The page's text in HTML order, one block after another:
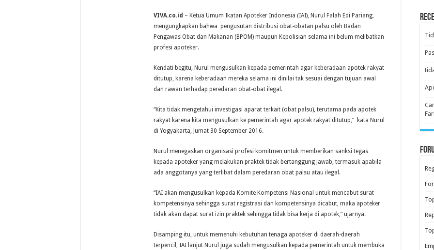
VIVA.co.id – Ketua Umum Ikatan Apoteker Indonesia (IAI), Nurul Falah Edi Pariang,
mengungkapkan bahwa pengusutan distribusi obat-obatan palsu oleh Badan
Pengawas Obat dan Makanan (BPOM) maupun Kepolisian selama ini belum melibatkan
profesi apoteker.
Kendati begitu, Nurul mengusulkan kepada pemerintah agar keberadaan apotek rakyat
ditutup, karena keberadaan mereka selama ini dinilai tak sesuai dengan tujuan awal
dan rawan terhadap peredaran obat-obat ilegal.
“Kita tidak mengetahui investigasi aparat terkait (obat palsu), terutama pada apotek
rakyat karena kita mengusulkan ke pemerintah agar apotek rakyat ditutup,” kata Nurul
di Yogyakarta, Jumat 30 September 2016.
Nurul menegaskan organisasi profesi komitmen untuk memberikan sanksi tegas
kepada apoteker yang melakukan praktek tidak bertanggung jawab, termasuk apabila
ada anggotanya yang terlibat dalam peredaran obat palsu atau ilegal.
“IAI akan mengusulkan kepada Komite Kompetensi Nasional untuk mencabut surat
kompetensinya sehingga surat registrasi dan kompetensinya dicabut, maka apoteker
tidak akan dapat surat izin praktek sehingga tidak bisa kerja di apotek,” ujarnya.
Disamping itu, untuk memenuhi kebutuhan tenaga apoteker di daerah-daerah
terpencil, IAI lanjut Nurul juga sudah mengusulkan kepada pemerintah untuk membuka